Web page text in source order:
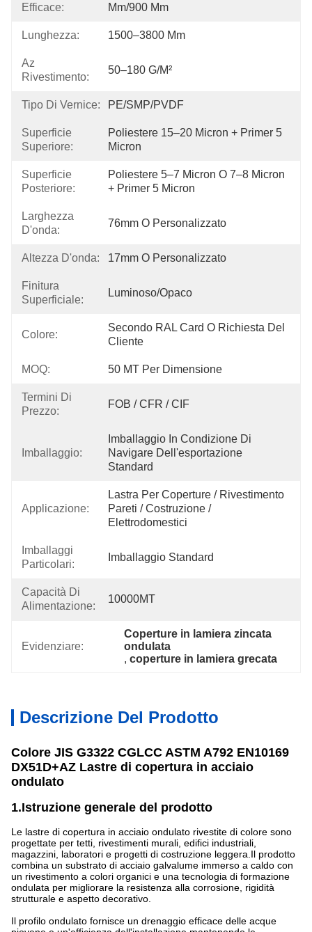
Efficace:
Mm/900 Mm
Lunghezza: 1500–3800 Mm
Az
Rivestimento:
50–180 G/m²
Tipo Di Vernice: PE/SMP/PVDF
Superficie
Superiore:
Poliestere 15–20 Micron + Primer 5
Micron
Superficie
Posteriore:
Poliestere 5–7 Micron O 7–8 Micron
+ Primer 5 Micron
Larghezza
D'onda:
76mm O Personalizzato
Altezza D'onda: 17mm O Personalizzato
Finitura
Superficiale:
Luminoso/Opaco
Colore:
Secondo RAL Card O Richiesta Del
Cliente
MOQ: 50 MT Per Dimensione
Termini Di
Prezzo:
FOB / CFR / CIF
Imballaggio:
Imballaggio In Condizione Di
Navigare Dell'esportazione
Standard
Applicazione:
Lastra Per Coperture / Rivestimento
Pareti / Costruzione /
Elettrodomestici
Imballaggi
Particolari:
Imballaggio Standard
Capacità Di
Alimentazione:
10000MT
Evidenziare:
Coperture in lamiera zincata
ondulata
, coperture in lamiera grecata
Descrizione Del Prodotto
Colore JIS G3322 CGLCC ASTM A792 EN10169
DX51D+AZ Lastre di copertura in acciaio
ondulato
1.Istruzione generale del prodotto
Le lastre di copertura in acciaio ondulato rivestite di colore sono
progettate per tetti, rivestimenti murali, edifici industriali,
magazzini, laboratori e progetti di costruzione leggera.Il prodotto
combina un substrato di acciaio galvalume immerso a caldo con
un rivestimento a colori organici e una tecnologia di formazione
ondulata per migliorare la resistenza alla corrosione, rigidità
strutturale e aspetto decorativo.
Il profilo ondulato fornisce un drenaggio efficace delle acque